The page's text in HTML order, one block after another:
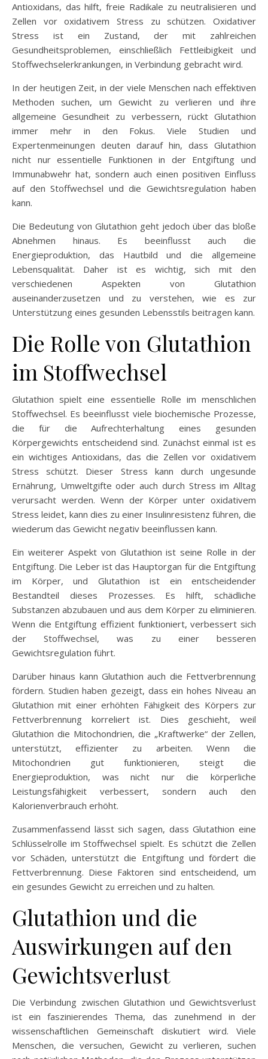
Antioxidans, das hilft, freie Radikale zu neutralisieren und
Zellen vor oxidativem Stress zu schützen. Oxidativer
Stress ist ein Zustand, der mit zahlreichen
Gesundheitsproblemen, einschließlich Fettleibigkeit und
Stoffwechselerkrankungen, in Verbindung gebracht wird.
In der heutigen Zeit, in der viele Menschen nach effektiven
Methoden suchen, um Gewicht zu verlieren und ihre
allgemeine Gesundheit zu verbessern, rückt Glutathion
immer mehr in den Fokus. Viele Studien und
Expertenmeinungen deuten darauf hin, dass Glutathion
nicht nur essentielle Funktionen in der Entgiftung und
Immunabwehr hat, sondern auch einen positiven Einfluss
auf den Stoffwechsel und die Gewichtsregulation haben
kann.
Die Bedeutung von Glutathion geht jedoch über das bloße
Abnehmen hinaus. Es beeinflusst auch die
Energieproduktion, das Hautbild und die allgemeine
Lebensqualität. Daher ist es wichtig, sich mit den
verschiedenen Aspekten von Glutathion
auseinanderzusetzen und zu verstehen, wie es zur
Unterstützung eines gesunden Lebensstils beitragen kann.
Die Rolle von Glutathion
im Stoffwechsel
Glutathion spielt eine essentielle Rolle im menschlichen
Stoffwechsel. Es beeinflusst viele biochemische Prozesse,
die für die Aufrechterhaltung eines gesunden
Körpergewichts entscheidend sind. Zunächst einmal ist es
ein wichtiges Antioxidans, das die Zellen vor oxidativem
Stress schützt. Dieser Stress kann durch ungesunde
Ernährung, Umweltgifte oder auch durch Stress im Alltag
verursacht werden. Wenn der Körper unter oxidativem
Stress leidet, kann dies zu einer Insulinresistenz führen, die
wiederum das Gewicht negativ beeinflussen kann.
Ein weiterer Aspekt von Glutathion ist seine Rolle in der
Entgiftung. Die Leber ist das Hauptorgan für die Entgiftung
im Körper, und Glutathion ist ein entscheidender
Bestandteil dieses Prozesses. Es hilft, schädliche
Substanzen abzubauen und aus dem Körper zu eliminieren.
Wenn die Entgiftung effizient funktioniert, verbessert sich
der Stoffwechsel, was zu einer besseren
Gewichtsregulation führt.
Darüber hinaus kann Glutathion auch die Fettverbrennung
fördern. Studien haben gezeigt, dass ein hohes Niveau an
Glutathion mit einer erhöhten Fähigkeit des Körpers zur
Fettverbrennung korreliert ist. Dies geschieht, weil
Glutathion die Mitochondrien, die „Kraftwerke“ der Zellen,
unterstützt, effizienter zu arbeiten. Wenn die
Mitochondrien gut funktionieren, steigt die
Energieproduktion, was nicht nur die körperliche
Leistungsfähigkeit verbessert, sondern auch den
Kalorienverbrauch erhöht.
Zusammenfassend lässt sich sagen, dass Glutathion eine
Schlüsselrolle im Stoffwechsel spielt. Es schützt die Zellen
vor Schäden, unterstützt die Entgiftung und fördert die
Fettverbrennung. Diese Faktoren sind entscheidend, um
ein gesundes Gewicht zu erreichen und zu halten.
Glutathion und die
Auswirkungen auf den
Gewichtsverlust
Die Verbindung zwischen Glutathion und Gewichtsverlust
ist ein faszinierendes Thema, das zunehmend in der
wissenschaftlichen Gemeinschaft diskutiert wird. Viele
Menschen, die versuchen, Gewicht zu verlieren, suchen